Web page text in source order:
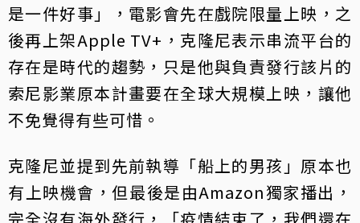
是一件好事」，電影會先在戲院限量上映，之
後再上架Apple TV+，克隆尼表示串流平台的
存在是時代的趨勢，只是他與負責發行該片的
索尼影業原本計畫要在全球大規模上映，讓他
不免覺得有些可惜。
克隆尼並提到先前執導「船上的男孩」原本也
有上映機會，但最後是由Amazon獨家播出，